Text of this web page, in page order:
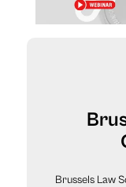
Brussels Law